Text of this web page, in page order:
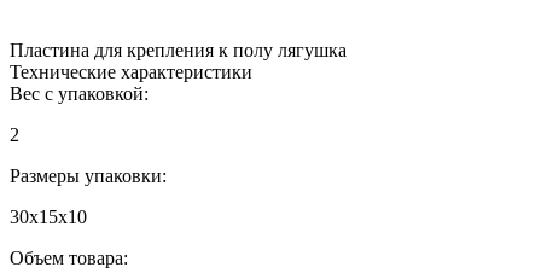
Пластина для крепления к полу лягушка
Технические характеристики
Вес с упаковкой:
2
Размеры упаковки:
30x15x10
Объем товара: